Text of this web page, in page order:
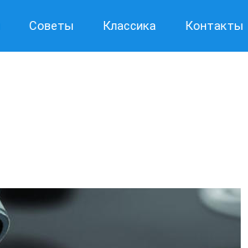
Советы Классика Контакты